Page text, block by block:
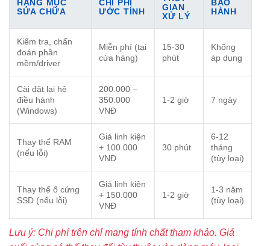
HẠNG MỤC
SỬA CHỮA
CHI PHÍ
ƯỚC TÍNH
GIAN
XỬ LÝ
BẢO
HÀNH
Kiểm tra, chẩn
đoán phần
mềm/driver
Miễn phí (tại
cửa hàng)
15-30
phút
Không
áp dụng
Cài đặt lại hệ
điều hành
(Windows)
200.000 –
350.000
VNĐ
1-2 giờ 7 ngày
Thay thế RAM
(nếu lỗi)
Giá linh kiện
+ 100.000
VNĐ
30 phút
6-12
tháng
(tùy loại)
Thay thế ổ cứng
SSD (nếu lỗi)
Giá linh kiện
+ 150.000
VNĐ
1-2 giờ
1-3 năm
(tùy loại)
Lưu ý: Chi phí trên chỉ mang tính chất tham khảo. Giá